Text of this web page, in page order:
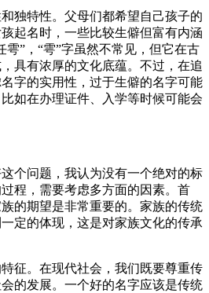
独特性。父母们都希望自己孩子的
起名时，一些比较生僻但富有内涵
雩”，“雩”字虽然不常见，但它在古
具有浓厚的文化底蕴。不过，在追
字的实用性，过于生僻的名字可能
如在办理证件、入学等时候可能会
个问题，我认为没有一个绝对的标
程，需要考虑多方面的因素。首
的期望是非常重要的。家族的传统
定的体现，这是对家族文化的传承
征。在现代社会，我们既要尊重传
的发展。一个好的名字应该是传统